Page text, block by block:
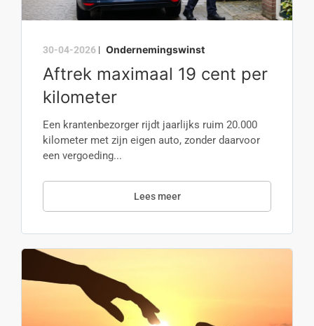
30-04-2026 | Ondernemingswinst
Aftrek maximaal 19 cent per
kilometer
Een krantenbezorger rijdt jaarlijks ruim 20.000
kilometer met zijn eigen auto, zonder daarvoor
een vergoeding...
Lees meer